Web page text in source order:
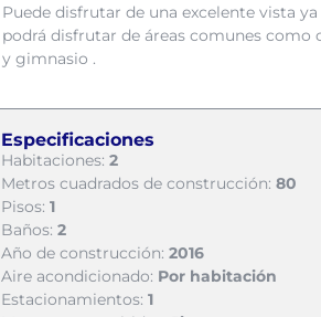
Puede disfrutar de una excelente vista
podrá disfrutar de áreas comunes como
y gimnasio .
Especificaciones
Habitaciones: 2
Metros cuadrados de construcción: 80
Pisos: 1
Baños: 2
Año de construcción: 2016
Aire acondicionado: Por habitación
Estacionamientos: 1